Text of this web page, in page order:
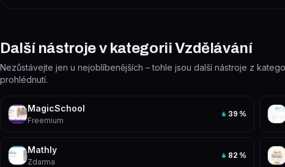
Další nástroje v kategorii Vzdělávání
Nezůstávejte jen u nejoblíbenějších – tohle jsou další nástroje z
prohlédnutí.
MagicSchool
Freemium
39 %
Mathly
Zdarma
82 %